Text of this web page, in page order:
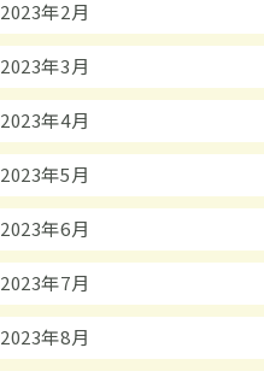
2023年2月
2023年3月
2023年4月
2023年5月
2023年6月
2023年7月
2023年8月